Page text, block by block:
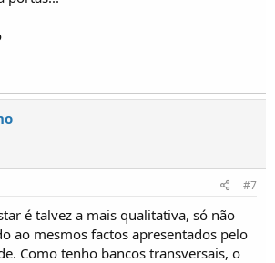
#7
é talvez a mais qualitativa, só não
ao mesmos factos apresentados pelo
Como tenho bancos transversais, o